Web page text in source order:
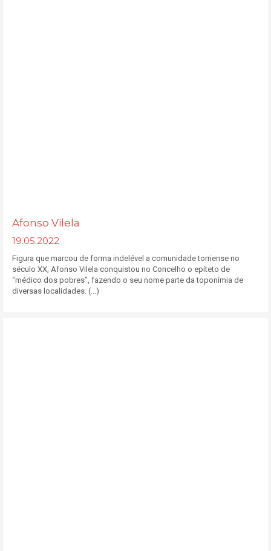
Afonso Vilela
19.05.2022
Figura que marcou de forma indelével a comunidade torriense no
século XX, Afonso Vilela conquistou no Concelho o epíteto de
“médico dos pobres”, fazendo o seu nome parte da toponímia de
diversas localidades. (...)